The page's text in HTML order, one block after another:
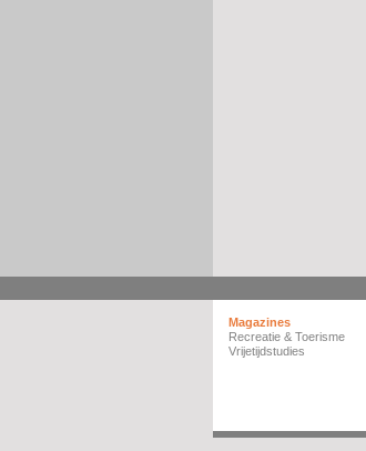
Magazines
Recreatie & Toerisme
Vrijetijdstudies